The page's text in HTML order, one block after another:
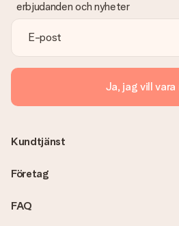
erbjudanden och nyheter
Ja, jag vill vara
FAQ
Kundtjänst
Företag